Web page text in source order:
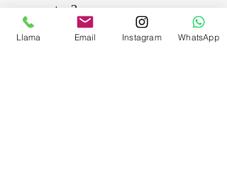
encuentro?
1. Introducción
Llama Email Instagram WhatsApp